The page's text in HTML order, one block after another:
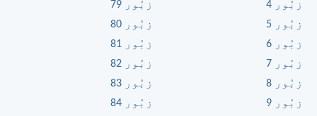
زبُور 4
زبُور 5
زبُور 6
زبُور 7
زبُور 8
زبُور 9
زبُور 79
زبُور 80
زبُور 81
زبُور 82
زبُور 83
زبُور 84